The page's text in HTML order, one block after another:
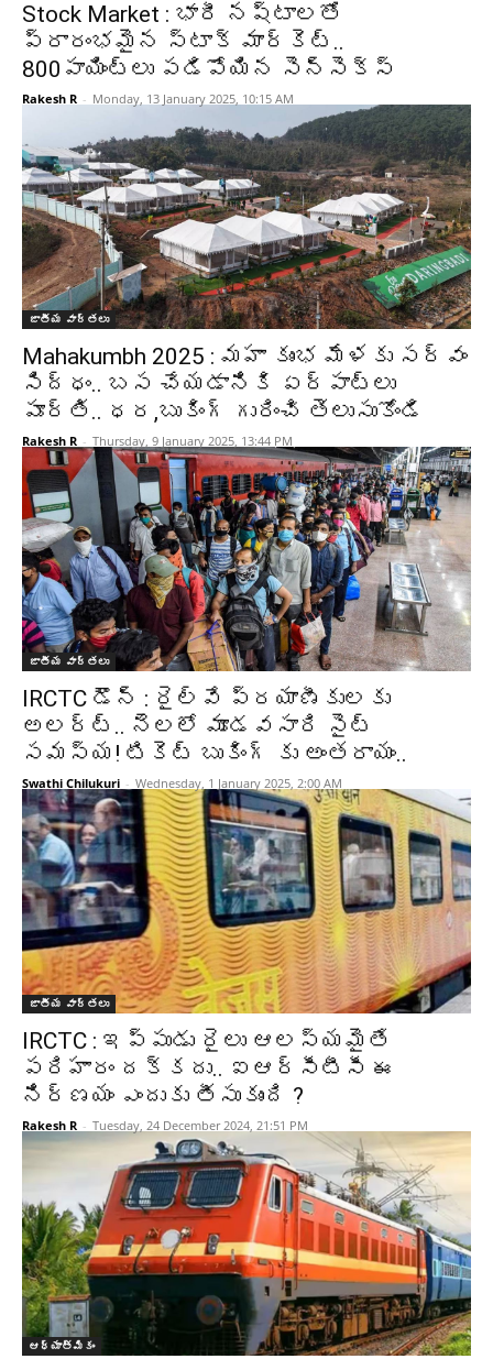
Stock Market : భారీ నష్టాలతో
ప్రారంభమైన స్టాక్ మార్కెట్..
800పాయింట్లు పడిపోయిన సెన్సెక్స్
Rakesh R - Monday, 13 January 2025, 10:15 AM
జాతీయ వార్తలు
Mahakumbh 2025 : మహా కుంభ మేళకు సర్వం
సిద్ధం.. బస చేయడానికి ఏర్పాట్లు
పూర్తి.. ధర,బుకింగ్ గురించి తెలుసుకోండి
Rakesh R - Thursday, 9 January 2025, 13:44 PM
జాతీయ వార్తలు
IRCTC డౌన్ : రైల్వే ప్రయాణీకులకు
అలర్ట్.. నెలలో మూడవసారి సైట్
సమస్య! టికెట్ బుకింగ్ కు అంతరాయం..
Swathi Chilukuri - Wednesday, 1 January 2025, 2:00 AM
జాతీయ వార్తలు
IRCTC : ఇప్పుడు రైలు ఆలస్యమైతే
పరిహారం దక్కదు.. ఐఆర్సీటీసీ ఈ
నిర్ణయం ఎందుకు తీసుకుంది ?
Rakesh R - Tuesday, 24 December 2024, 21:51 PM
ఆధ్యాత్మికం